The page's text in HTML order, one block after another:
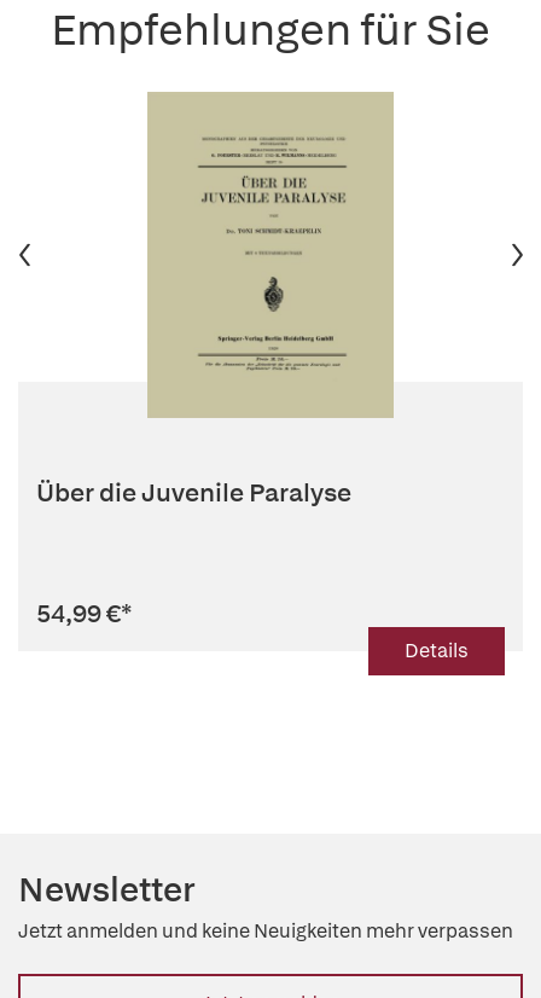
Empfehlungen für Sie
Über die Juvenile Paralyse
54,99 €*
Details
Newsletter
Jetzt anmelden und keine Neuigkeiten mehr verpassen